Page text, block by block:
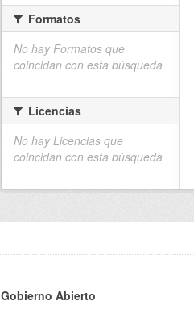
Formatos
No hay Formatos que
coincidan con esta búsqueda
Licencias
No hay Licencias que
coincidan con esta búsqueda
Gobierno Abierto